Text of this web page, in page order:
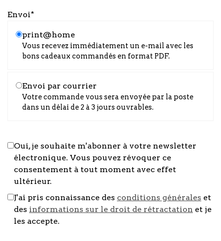
Envoi*
print@home
Vous recevez immédiatement un e-mail avec les
bons cadeaux commandés en format PDF.
Envoi par courrier
Votre commande vous sera envoyée par la poste
dans un délai de 2 à 3 jours ouvrables.
Oui, je souhaite m'abonner à votre newsletter
électronique. Vous pouvez révoquer ce
consentement à tout moment avec effet
ultérieur.
J'ai pris connaissance des conditions générales et
des informations sur le droit de rétractation et je
les accepte.